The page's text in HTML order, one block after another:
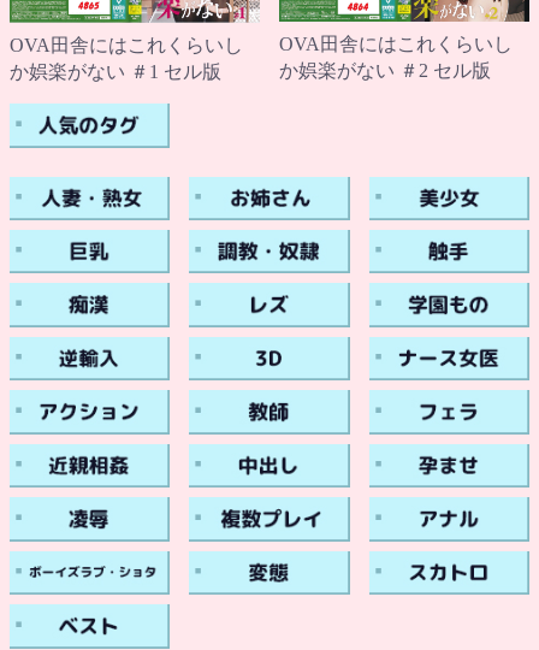
OVA田舎にはこれくらいし
か娯楽がない ＃1 セル版
OVA田舎にはこれくらいし
か娯楽がない ＃2 セル版